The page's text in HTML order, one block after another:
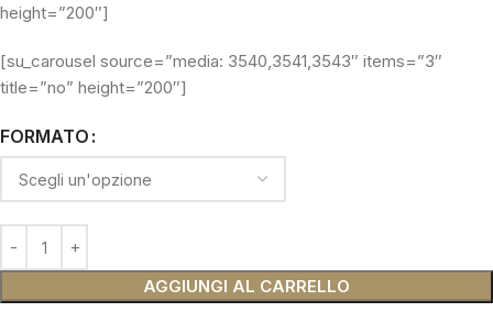
height=”200″]
[su_carousel source=”media: 3540,3541,3543″ items=”3″
title=”no” height=”200″]
FORMATO
AGGIUNGI AL CARRELLO